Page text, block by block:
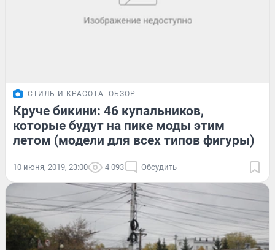
СТИЛЬ И КРАСОТА ОБЗОР
Круче бикини: 46 купальников,
которые будут на пике моды этим
летом (модели для всех типов фигуры)
10 июня, 2019, 23:00 4 093 Обсудить